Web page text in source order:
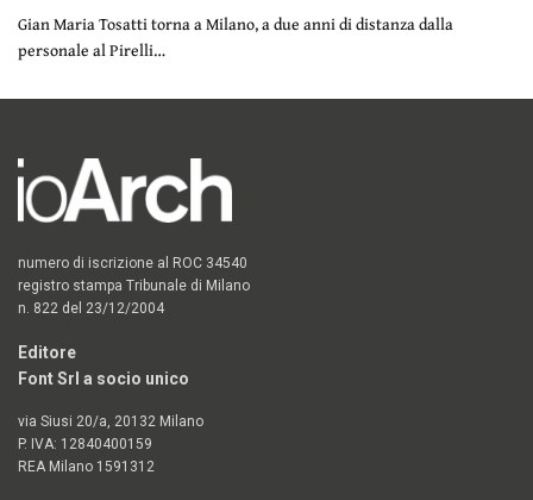
Gian Maria Tosatti torna a Milano, a due anni di distanza dalla
personale al Pirelli…
numero di iscrizione al ROC 34540
registro stampa Tribunale di Milano
n. 822 del 23/12/2004
Editore
Font Srl a socio unico
via Siusi 20/a, 20132 Milano
P. IVA: 12840400159
REA Milano 1591312